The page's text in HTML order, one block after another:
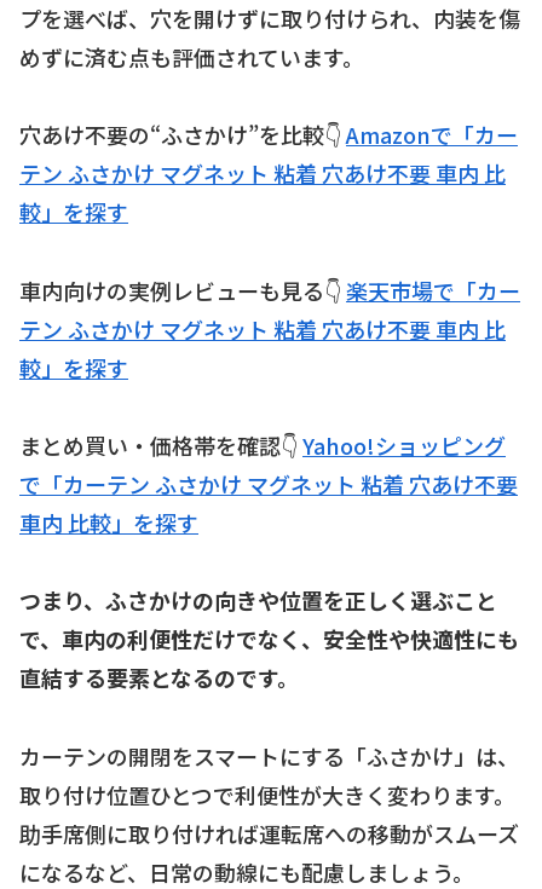
プを選べば、穴を開けずに取り付けられ、内装を傷
めずに済む点も評価されています。
穴あけ不要の“ふさかけ”を比較👇Amazonで「カー
テン ふさかけ マグネット 粘着 穴あけ不要 車内 比
較」を探す
車内向けの実例レビューも見る👇楽天市場で「カー
テン ふさかけ マグネット 粘着 穴あけ不要 車内 比
較」を探す
まとめ買い・価格帯を確認👇Yahoo!ショッピング
で「カーテン ふさかけ マグネット 粘着 穴あけ不要
車内 比較」を探す
つまり、ふさかけの向きや位置を正しく選ぶこと
で、車内の利便性だけでなく、安全性や快適性にも
直結する要素となるのです。
カーテンの開閉をスマートにする「ふさかけ」は、
取り付け位置ひとつで利便性が大きく変わります。
助手席側に取り付ければ運転席への移動がスムーズ
になるなど、日常の動線にも配慮しましょう。